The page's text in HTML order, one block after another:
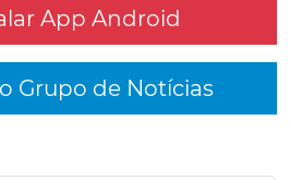
App Android
Grupo de Notícias